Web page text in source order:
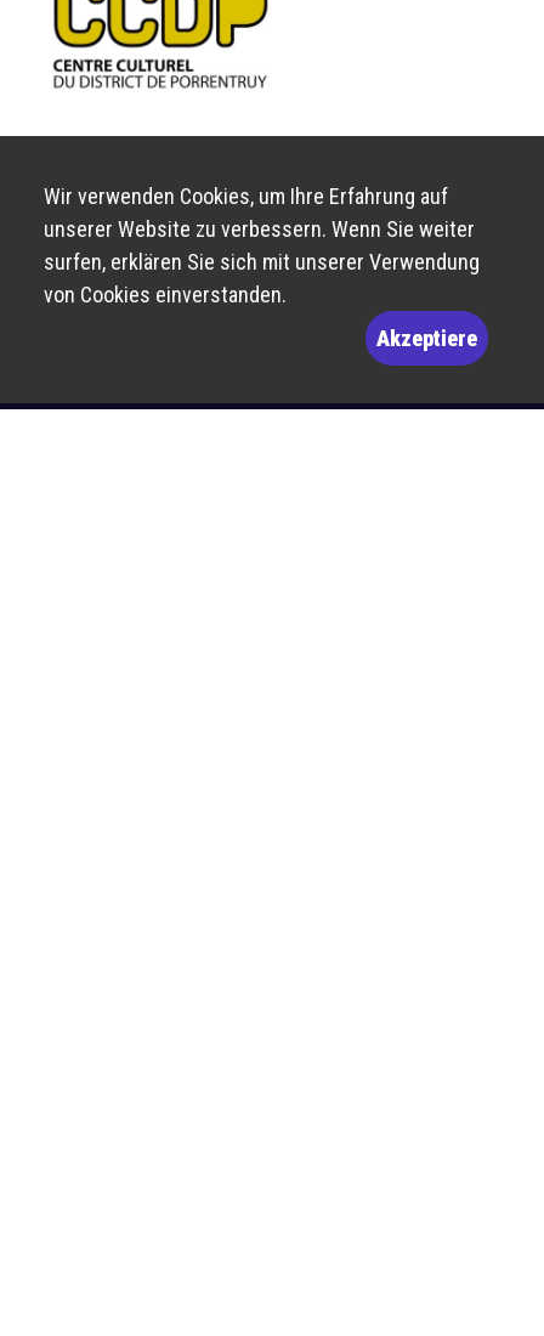
Wir verwenden Cookies, um Ihre Erfahrung auf
unserer Website zu verbessern. Wenn Sie weiter
surfen, erklären Sie sich mit unserer Verwendung
von Cookies einverstanden.
Akzeptiere